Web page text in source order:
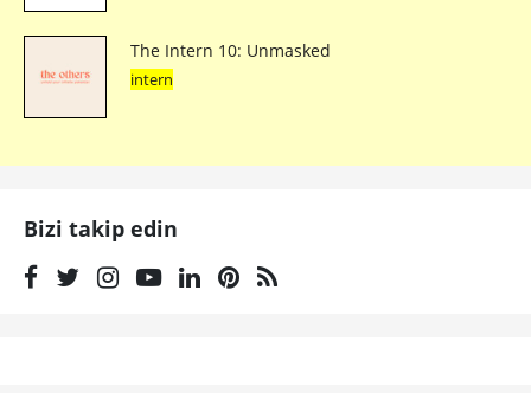
The Intern 10: Unmasked
intern
Bizi takip edin